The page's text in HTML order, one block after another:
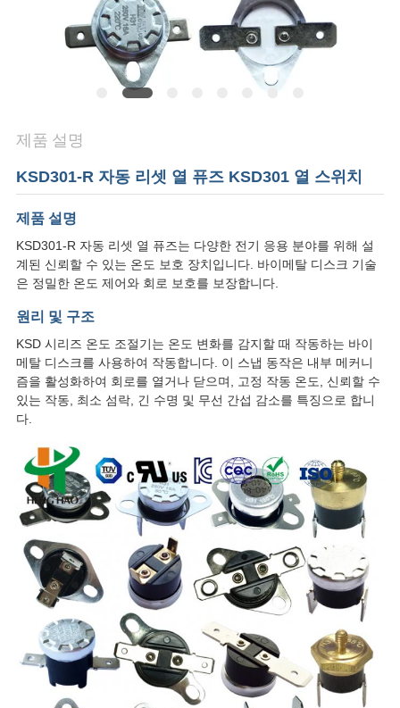
뉴
스
모
든
케
이
스
SITEMAP
PRIVACY
POLICY
제품 설명
KSD301-R 자동 리셋 열 퓨즈 KSD301 열 스위치
제품 설명
KSD301-R 자동 리셋 열 퓨즈는 다양한 전기 응용 분야를 위해 설
계된 신뢰할 수 있는 온도 보호 장치입니다. 바이메탈 디스크 기술
은 정밀한 온도 제어와 회로 보호를 보장합니다.
원리 및 구조
KSD 시리즈 온도 조절기는 온도 변화를 감지할 때 작동하는 바이
메탈 디스크를 사용하여 작동합니다. 이 스냅 동작은 내부 메커니
즘을 활성화하여 회로를 열거나 닫으며, 고정 작동 온도, 신뢰할 수
있는 작동, 최소 섬락, 긴 수명 및 무선 간섭 감소를 특징으로 합니
다.